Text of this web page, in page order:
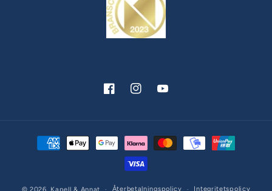
FacebookInstagramYouTube
Betalningsmetoder
© 2026, Kapell & Annat Återbetalningspolicy Integritetspolicy